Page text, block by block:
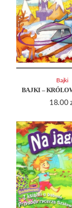
BAJKI –
18.00
Bajki